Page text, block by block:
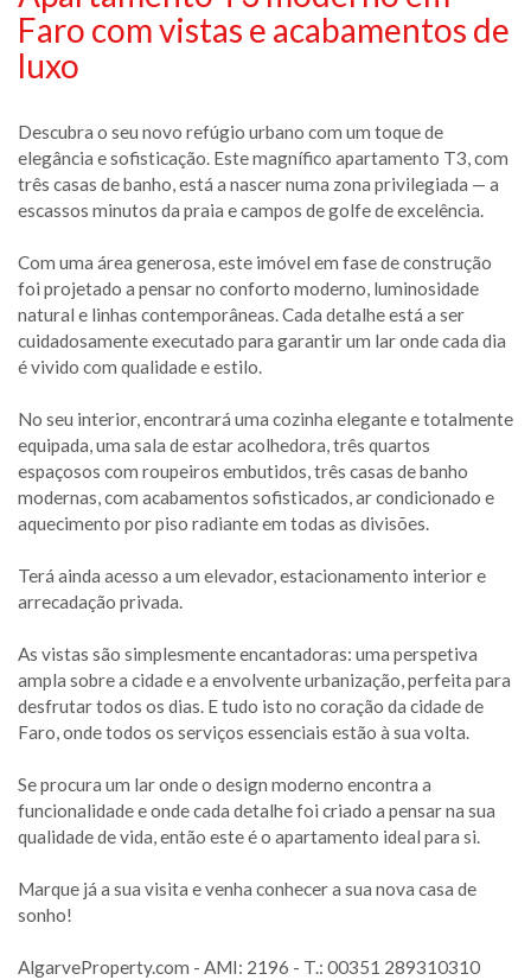
Faro com vistas e acabamentos de
luxo
Descubra o seu novo refúgio urbano com um toque de
elegância e sofisticação. Este magnífico apartamento T3, com
três casas de banho, está a nascer numa zona privilegiada — a
escassos minutos da praia e campos de golfe de excelência.
Com uma área generosa, este imóvel em fase de construção
foi projetado a pensar no conforto moderno, luminosidade
natural e linhas contemporâneas. Cada detalhe está a ser
cuidadosamente executado para garantir um lar onde cada dia
é vivido com qualidade e estilo.
No seu interior, encontrará uma cozinha elegante e totalmente
equipada, uma sala de estar acolhedora, três quartos
espaçosos com roupeiros embutidos, três casas de banho
modernas, com acabamentos sofisticados, ar condicionado e
aquecimento por piso radiante em todas as divisões.
Terá ainda acesso a um elevador, estacionamento interior e
arrecadação privada.
As vistas são simplesmente encantadoras: uma perspetiva
ampla sobre a cidade e a envolvente urbanização, perfeita para
desfrutar todos os dias. E tudo isto no coração da cidade de
Faro, onde todos os serviços essenciais estão à sua volta.
Se procura um lar onde o design moderno encontra a
funcionalidade e onde cada detalhe foi criado a pensar na sua
qualidade de vida, então este é o apartamento ideal para si.
Marque já a sua visita e venha conhecer a sua nova casa de
sonho!
AlgarveProperty.com - AMI: 2196 - T.: 00351 289310310